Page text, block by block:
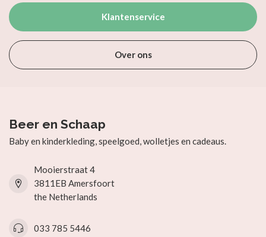
Klantenservice
Over ons
Beer en Schaap
Baby en kinderkleding, speelgoed, wolletjes en cadeaus.
Mooierstraat 4
3811EB Amersfoort
the Netherlands
033 785 5446